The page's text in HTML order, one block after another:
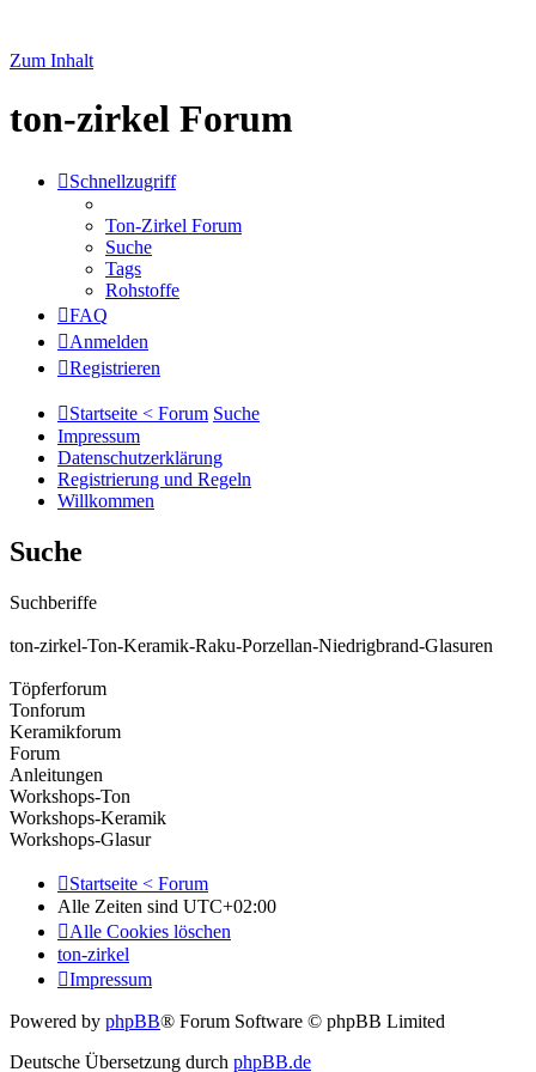
Zum Inhalt
ton-zirkel Forum
Schnellzugriff
Ton-Zirkel Forum
Suche
Tags
Rohstoffe
FAQ
Anmelden
Registrieren
Startseite < Forum Suche
Impressum
Datenschutzerklärung
Registrierung und Regeln
Willkommen
Suche
Suchberiffe
ton-zirkel-Ton-Keramik-Raku-Porzellan-Niedrigbrand-Glasuren
Töpferforum
Tonforum
Keramikforum
Forum
Anleitungen
Workshops-Ton
Workshops-Keramik
Workshops-Glasur
Startseite < Forum
Alle Zeiten sind UTC+02:00
Alle Cookies löschen
ton-zirkel
Impressum
Powered by phpBB® Forum Software © phpBB Limited
Deutsche Übersetzung durch phpBB.de